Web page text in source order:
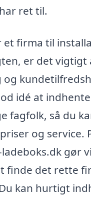
ret til.
firma til
er det vigtigt
og
idé at
fagfolk, så du
og service.
gør
finde det rette
kan hurtigt